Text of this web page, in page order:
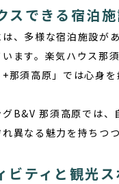
スできる宿泊
、多様な宿泊施設が
ます。 楽気ハウス那須
那須高原」では心身
グB&V 那須高原では
異なる魅力を持ちつ
ビティと観光ス